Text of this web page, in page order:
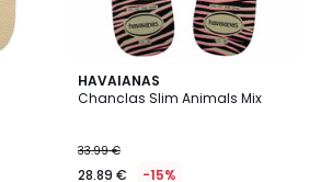
HAVAIANAS
Chanclas Slim Animals Mix
33.99 €
28.89 € -15%
3,5
/ 5